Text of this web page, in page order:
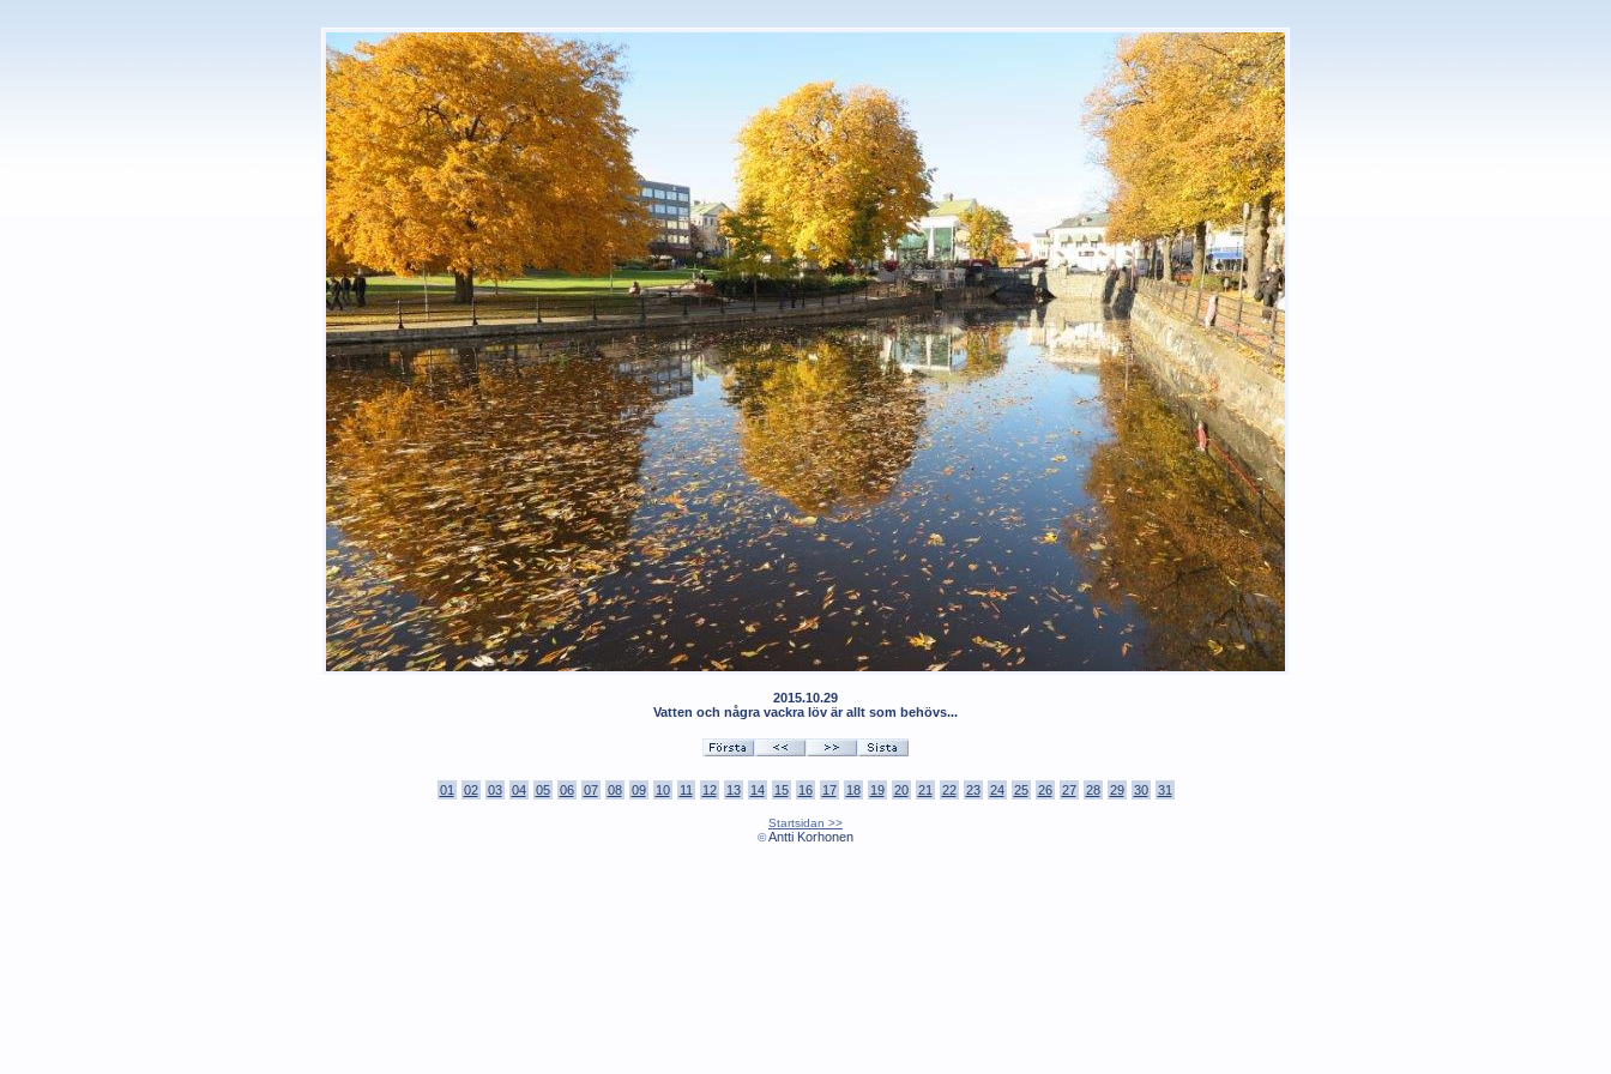
2015.10.29
Vatten och några vackra löv är allt som behövs...
01 02 03 04 05 06 07 08 09 10 11 12 13 14 15 16 17 18 19 20 21 22 23 24 25 26 27 28 29 30 31
Startsidan >>
©Antti Korhonen